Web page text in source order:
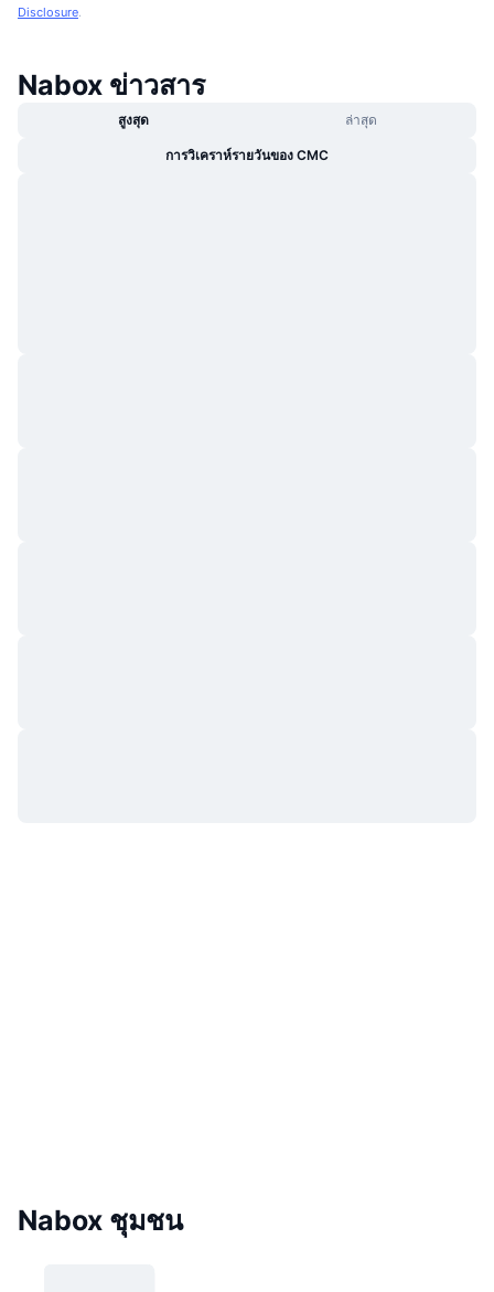
Disclosure
Nabox ข่าวสาร
สูงสุด ล่าสุด
การวิเคราห์รายวันของ CMC
Nabox ชุมชน